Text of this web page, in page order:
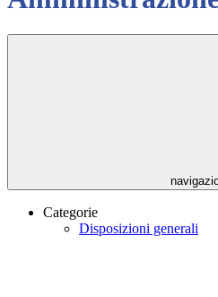
Categorie
Disposizioni generali